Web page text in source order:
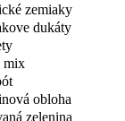
zemiaky
dukáty
mix
obloha
zelenina